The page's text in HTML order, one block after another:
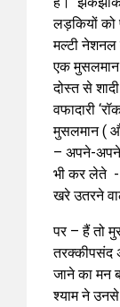
लड़कियों को
मल्टी नेशनल
एक
दोस्त से
वफादारी
मुसलमान (
– अपने-अपने
भी कर लेते -
खरे उतरने
पर – हैं तो
तरक्कीपसंद
जाने का मन
श्याम ने उनसे